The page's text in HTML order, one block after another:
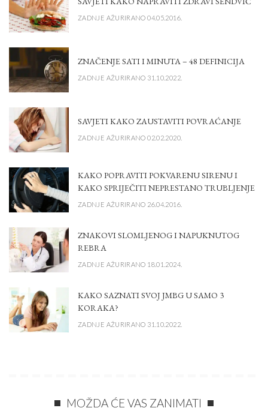
ZADNJE AŽURIRANO 04.05.2016.
ZNAČENJE SATI I MINUTA – 48 DEFINICIJA
ZADNJE AŽURIRANO 31.10.2022.
SAVJETI KAKO ZAUSTAVITI POVRAĆANJE
ZADNJE AŽURIRANO 02.02.2020.
KAKO POPRAVITI POKVARENU SIRENU I
KAKO SPRIJEČITI NEPRESTANO TRUBLJENJE
ZADNJE AŽURIRANO 26.04.2016.
ZNAKOVI SLOMLJENOG I NAPUKNUTOG
REBRA
ZADNJE AŽURIRANO 18.01.2024.
KAKO SAZNATI SVOJ JMBG U SAMO 3
KORAKA?
ZADNJE AŽURIRANO 31.10.2022.
MOŽDA ĆE VAS ZANIMATI